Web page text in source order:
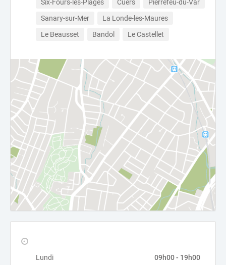
Six-Fours-les-Plages Cuers
Pierrefeu-du-Var
Sanary-sur-Mer
La Londe-les-Maures
Le Beausset
Bandol Le Castellet
Lundi 09h00 - 19h00